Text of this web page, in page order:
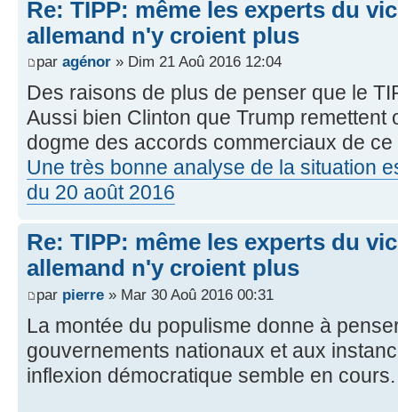
Re: TIPP: même les experts du
allemand n'y croient plus
par agénor » Dim 21 Aoû 2016 12:04
Des raisons de plus de penser que le
Aussi bien Clinton que Trump remettent
dogme des accords commerciaux de ce
Une très bonne analyse de la situation
du 20 août 2016
Re: TIPP: même les experts du
allemand n'y croient plus
par pierre » Mar 30 Aoû 2016 00:31
La montée du populisme donne à
gouvernements nationaux et aux
inflexion démocratique semble en cours.